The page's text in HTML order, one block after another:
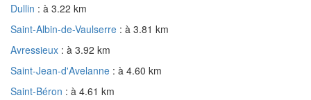
Dullin : à 3.22 km
Saint-Albin-de-Vaulserre : à 3.81 km
Avressieux : à 3.92 km
Saint-Jean-d'Avelanne : à 4.60 km
Saint-Béron : à 4.61 km